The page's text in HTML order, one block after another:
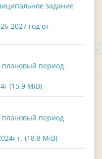
задание
2027 год от
плановый период
(15.9 MiB)
плановый период
г. (18.8 MiB)